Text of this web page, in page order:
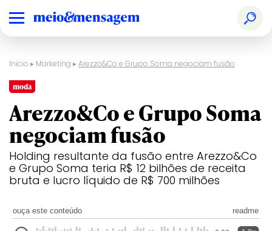
Início ▸ Marketing ▸Arezzo&Co e Grupo Soma negociam fusão
moda
Arezzo&Co e Grupo Soma
negociam fusão
Holding resultante da fusão entre Arezzo&Co
e Grupo Soma teria R$ 12 bilhões de receita
bruta e lucro líquido de R$ 700 milhões
ouça este conteúdo readme